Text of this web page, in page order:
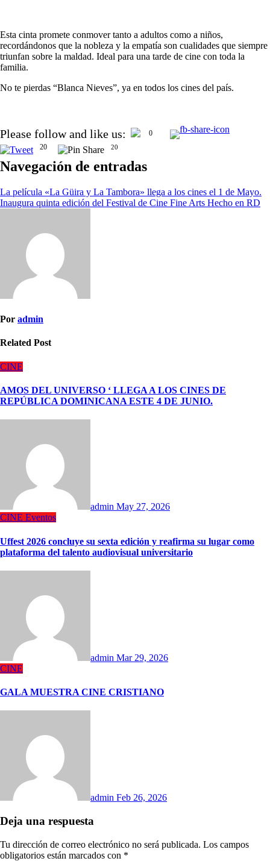
Esta cinta promete conmover tanto a adultos como a niños,
recordándonos que la nobleza y la empatía son cualidades que siempre
triunfan sobre la maldad. Ideal para una tarde de cine con toda la
familia.
No te pierdas “Blanca Nieves”, ya en todos los cines del país.
Please follow and like us:
0
20
20
Navegación de entradas
La película «La Güira y La Tambora» llega a los cines el 1 de Mayo.
Inaugura quinta edición del Festival de Cine Fine Arts Hecho en RD
Por admin
Related Post
CINE
AMOS DEL UNIVERSO ‘ LLEGA A LOS CINES DE
REPÚBLICA DOMINICANA ESTE 4 DE JUNIO.
admin May 27, 2026
CINE Eventos
Uffest 2026 concluye su sexta edición y reafirma su lugar como
plataforma del talento audiovisual universitario
admin Mar 29, 2026
CINE
GALA MUESTRA CINE CRISTIANO
admin Feb 26, 2026
Deja una respuesta
Tu dirección de correo electrónico no será publicada. Los campos
obligatorios están marcados con *